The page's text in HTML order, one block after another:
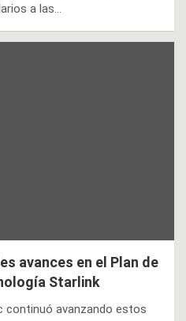
a las…
avances en el Plan de
Starlink
continuó avanzando estos